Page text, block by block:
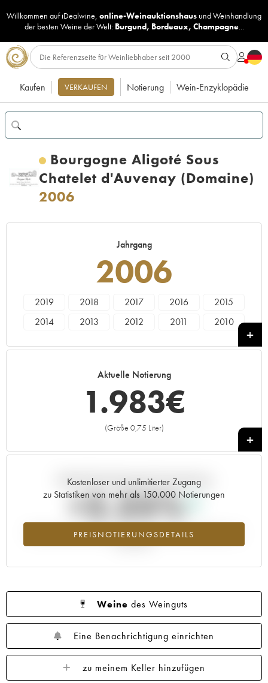
Willkommen auf iDealwine, online-Weinauktionshaus undWeinhandlung
der besten Weine der Welt: Burgund, Bordeaux, Champagne...
Kaufen VERKAUFEN Notierung Wein-Enzyklopädie
Bourgogne Aligoté Sous
Chatelet d'Auvenay (Domaine)
2006
Jahrgang
2006
2019 2018 2017 2016
2015
2014
2013 2012 2011
2010
1997
Aktuelle Notierung
1.983€
(Größe 0,75 Liter)
+
Kostenloser und unlimitierter Zugang
zu Statistiken von mehr als 150.000 Notierungen
PREISNOTIERUNGSDETAILS
Aktuelle Entwicklung der Preisnotierung
+2.25%
Preisanstiegs des Jahrgangs 2006 im Jahr 2026 im Vergleich zum
Weine des Weinguts
Eine Benachrichtigung einrichten
zu meinem Keller hinzufügen